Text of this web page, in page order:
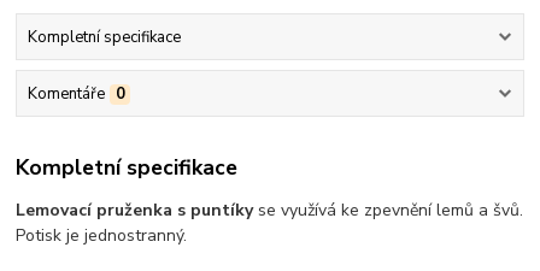
Kompletní specifikace
Komentáře 0
Kompletní specifikace
Lemovací pruženka s puntíkyse využívá ke zpevnění lemů a švů.
Potisk je jednostranný.